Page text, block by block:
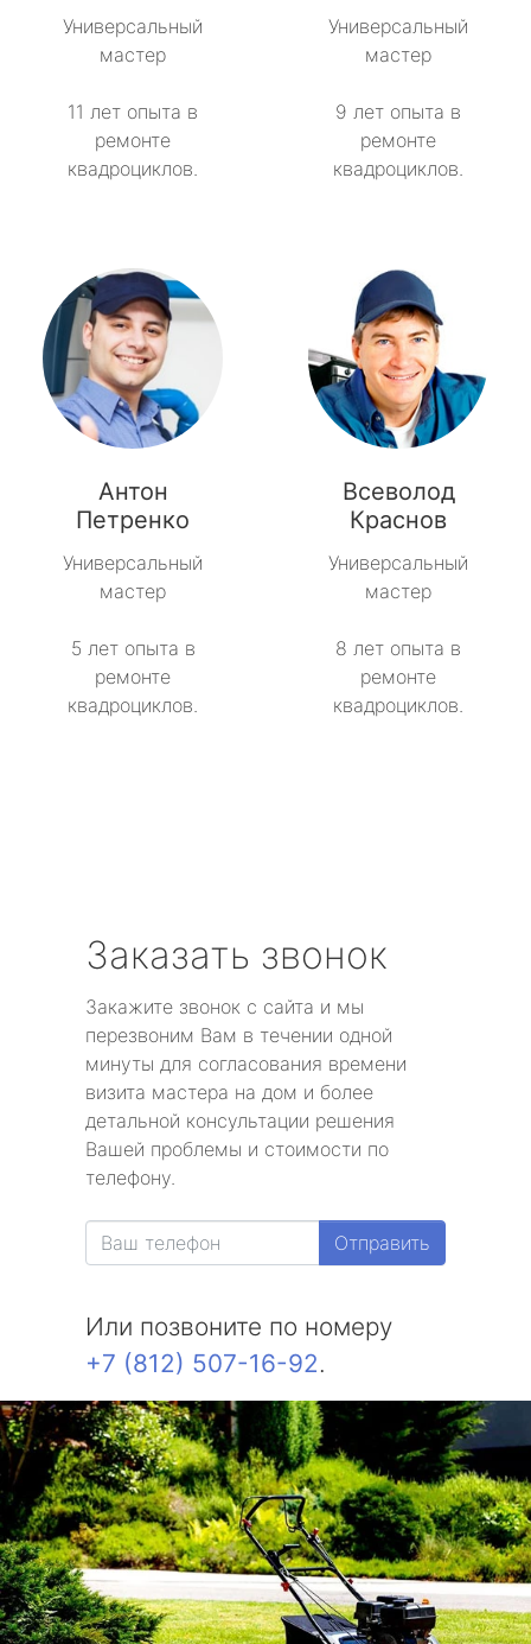
Тайцы
Толмачёво
Фёдоровское
Форносово
Янино-1
Универсальный
мастер
11 лет опыта в
ремонте
квадроциклов.
Универсальный
мастер
9 лет опыта в
ремонте
квадроциклов.
Антон
Петренко
Универсальный
мастер
5 лет опыта в
ремонте
квадроциклов.
Всеволод
Краснов
Универсальный
мастер
8 лет опыта в
ремонте
квадроциклов.
Заказать звонок
Закажите звонок с сайта и мы
перезвоним Вам в течении одной
минуты для согласования времени
визита мастера на дом и более
детальной консультации решения
Вашей проблемы и стоимости по
телефону.
Отправить
Или позвоните по номеру
+7 (812) 507-16-92.